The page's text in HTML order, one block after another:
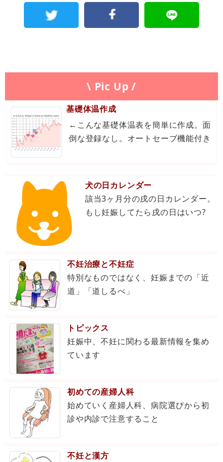
\ Pic Up /
基礎体温作成
←こんな基礎体温表を簡単に作成。面
倒な登録なし。オートセーブ機能付き
犬の日カレンダー
該当3ヶ月分の戌の日カレンダー。
もし妊娠してたら戌の日はいつ?
不妊治療と不妊症
特別なものではなく、妊娠までの「近
道」「道しるべ」
トピックス
妊娠中、不妊に関わる最新情報を集め
ています
初めての産婦人科
始めていく産婦人科、病院選びから初
診や内診で注意すること
不妊と漢方